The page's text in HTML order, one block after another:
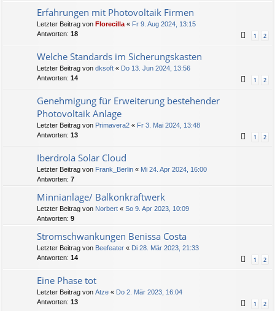
Erfahrungen mit Photovoltaik Firmen
Letzter Beitrag von Florecilla « Fr 9. Aug 2024, 13:15
Antworten: 18 1 2
Welche Standards im Sicherungskasten
Letzter Beitrag von dksoft « Do 13. Jun 2024, 13:56
Antworten: 14 1 2
Genehmigung für Erweiterung bestehender
Photovoltaik Anlage
Letzter Beitrag von Primavera2 « Fr 3. Mai 2024, 13:48
Antworten: 13 1 2
Iberdrola Solar Cloud
Letzter Beitrag von Frank_Berlin « Mi 24. Apr 2024, 16:00
Antworten: 7
Minnianlage/ Balkonkraftwerk
Letzter Beitrag von Norbert « So 9. Apr 2023, 10:09
Antworten: 9
Stromschwankungen Benissa Costa
Letzter Beitrag von Beefeater « Di 28. Mär 2023, 21:33
Antworten: 14 1 2
Eine Phase tot
Letzter Beitrag von Atze « Do 2. Mär 2023, 16:04
Antworten: 13 1 2